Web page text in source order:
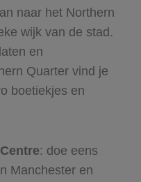
naar het Northern
wijk van de stad.
en
Quarter vind je
boetiekjes en
: doe eens
Manchester en